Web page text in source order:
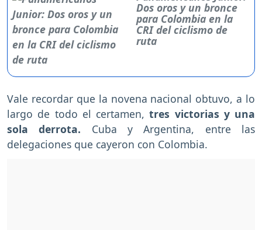
Dos oros y un bronce
para Colombia en la
CRI del ciclismo de
ruta
Vale recordar que la novena nacional obtuvo, a lo
largo de todo el certamen,tres victorias y una
sola derrota. Cuba y Argentina, entre las
delegaciones que cayeron con Colombia.